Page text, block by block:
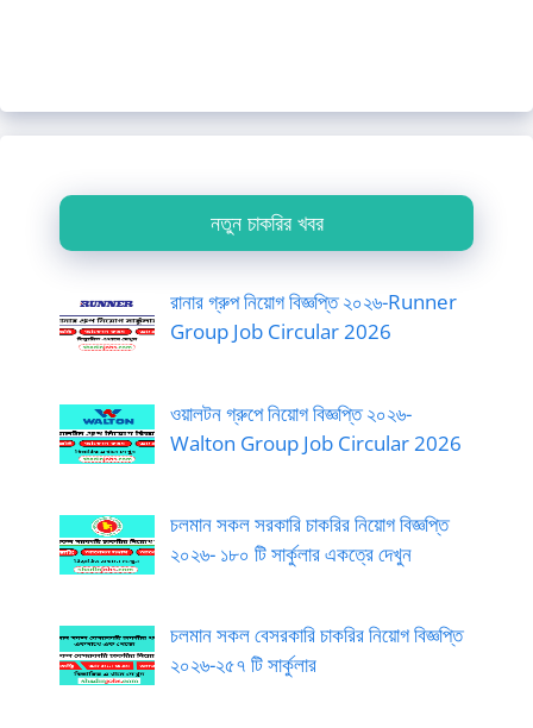
নতুন চাকরির খবর
রানার গ্রুপ নিয়োগ বিজ্ঞপ্তি ২০২৬-Runner
Group Job Circular 2026
ওয়ালটন গ্রুপে নিয়োগ বিজ্ঞপ্তি ২০২৬-
Walton Group Job Circular 2026
চলমান সকল সরকারি চাকরির নিয়োগ বিজ্ঞপ্তি
২০২৬- ১৮০ টি সার্কুলার একত্রে দেখুন
চলমান সকল বেসরকারি চাকরির নিয়োগ বিজ্ঞপ্তি
২০২৬-২৫৭ টি সার্কুলার